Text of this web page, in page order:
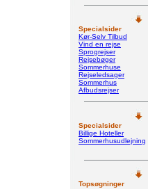
Specialsider
Kør-Selv Tilbud
Vind en rejse
Sprogrejser
Rejsebøger
Sommerhuse
Rejseledsager
Sommerhus
Afbudsrejser
Specialsider
Billige Hoteller
Sommerhusudlejning
Topsøgninger